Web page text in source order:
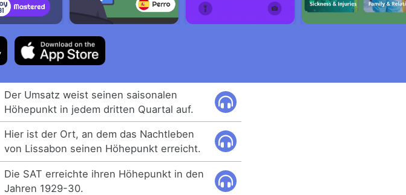
Der Umsatz weist seinen saisonalen
Höhepunkt in jedem dritten Quartal auf.
Hier ist der Ort, an dem das Nachtleben
von Lissabon seinen Höhepunkt erreicht.
Die SAT erreichte ihren Höhepunkt in den
Jahren 1929-30.